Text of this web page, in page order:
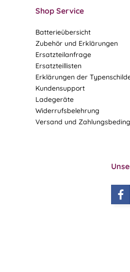
Shop Service
Batterieübersicht
Zubehör und Erklärungen
Ersatzteilanfrage
Ersatzteillisten
Erklärungen der
Kundensupport
Ladegeräte
Widerrufsbelehrung
Versand und